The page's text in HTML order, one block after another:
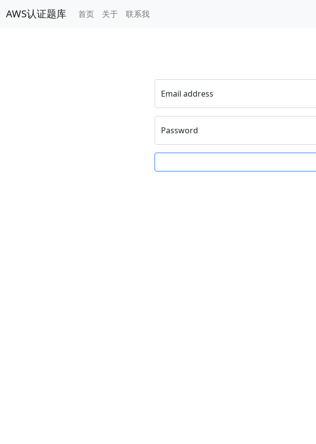
AWS认证题库 首页 关于 联系我
Email address
Password